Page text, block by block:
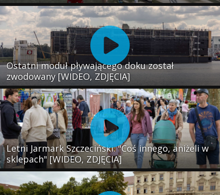
Ostatni moduł pływającego doku został
zwodowany [WIDEO, ZDJĘCIA]
Letni Jarmark Szczeciński. "Coś innego, aniżeli w
sklepach" [WIDEO, ZDJĘCIA]